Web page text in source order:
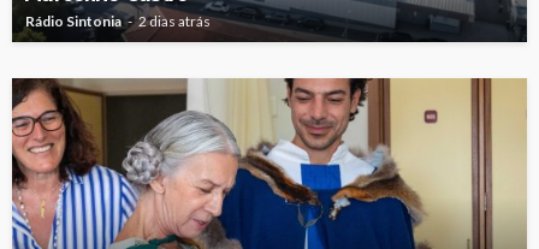
Rádio Sintonia 2 dias atrás